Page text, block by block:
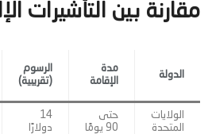
مقارنة بين التأشيرات
الدولة
مدة
الإقامة
الرسوم
(تقريبية)
الولايات
المتحدة
حتى
90 يومًا
14
دولارًا